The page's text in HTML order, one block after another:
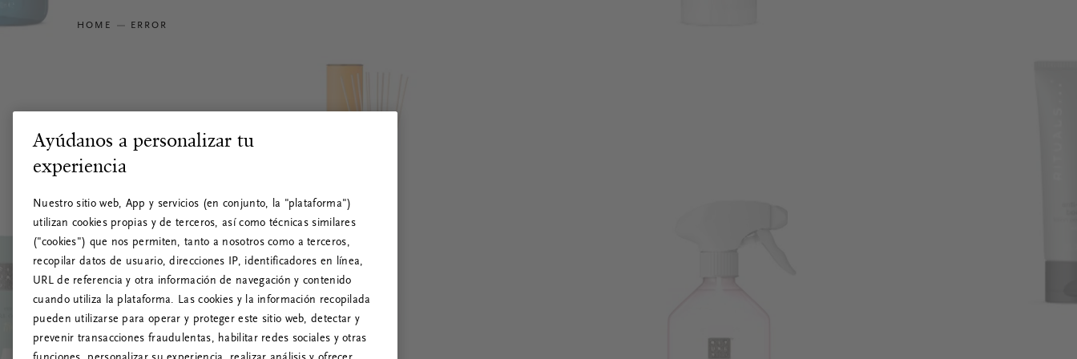
HOME ERROR
Ayúdanos a personalizar tu
experiencia
Nuestro sitio web, App y servicios (en conjunto, la "plataforma")
utilizan cookies propias y de terceros, así como técnicas similares
("cookies") que nos permiten, tanto a nosotros como a terceros,
recopilar datos de usuario, direcciones IP, identificadores en línea,
URL de referencia y otra información de navegación y contenido
cuando utiliza la plataforma. Las cookies y la información recopilada
pueden utilizarse para operar y proteger este sitio web, detectar y
prevenir transacciones fraudulentas, habilitar redes sociales y otras